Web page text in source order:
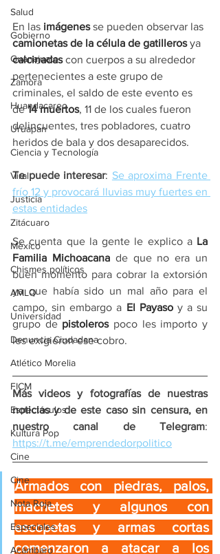
Salud
Gobierno
Guanajuato
Zamora
Huandacareo
Uruapan
Ciencia y Tecnología
Viral
Justicia
Zitácuaro
México
Chismes políticos
AMLO
Universidad
Denuncia Ciudadana
Atlético Morelia
FICM
Espectáculos
Kultura Pop
Cine
Cine
Nota Roja
Especiales
Acámbaro
En las imágenes se pueden observar las
camionetas de la célula de gatilleros ya
calcinadas con cuerpos a su alrededor
pertenecientes a este grupo de
criminales, el saldo de este evento es
de 14 muertos, 11 de los cuales fueron
delincuentes, tres pobladores, cuatro
heridos de bala y dos desaparecidos.
Te puede interesar: Se aproxima Frente
frío 12 y provocará lluvias muy fuertes en
estas entidades
Se cuenta que la gente le explico a La
Familia Michoacana de que no era un
buen momento para cobrar la extorsión
ya que había sido un mal año para el
campo, sin embargo a El Payaso y a su
grupo de pistoleros poco les importo y
les exigieron ese cobro.
Más videos y fotografías de nuestras
noticias y de este caso sin censura, en
nuestro canal de Telegram
https://t.me/emprendedorpolitico
Armados con piedras, palos,
machetes y algunos con
escopetas y armas cortas
comenzaron a atacar a los